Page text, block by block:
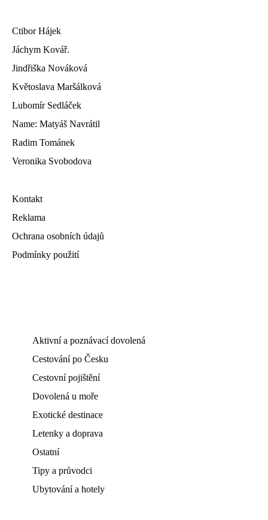
Ctibor Hájek
Jáchym Kovář.
Jindřiška Nováková
Květoslava Maršálková
Lubomír Sedláček
Name: Matyáš Navrátil
Radim Tománek
Veronika Svobodova
Kontakt
Reklama
Ochrana osobních údajů
Podmínky použití
Aktivní a poznávací dovolená
Cestování po Česku
Cestovní pojištění
Dovolená u moře
Exotické destinace
Letenky a doprava
Ostatní
Tipy a průvodci
Ubytování a hotely